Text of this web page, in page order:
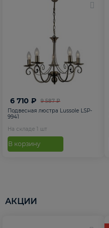
9 587 ₽
6 710 ₽
Подвесная люстра Lussole LSP-
9941
На складе 1 шт
В корзину
АКЦИИ